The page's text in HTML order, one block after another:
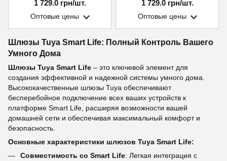
1 729.0 грн/шт.
Оптовые цены
1 729.0 грн/шт.
Оптовые цены
Шлюзы Tuya Smart Life: Полный Контроль Вашего
Умного Дома
Шлюзы Tuya Smart Life – это ключевой элемент для
создания эффективной и надежной системы умного дома.
Высококачественные шлюзы Tuya обеспечивают
бесперебойное подключение всех ваших устройств к
платформе Smart Life, расширяя возможности вашей
домашней сети и обеспечивая максимальный комфорт и
безопасность.
Основные характеристики шлюзов Tuya Smart Life:
Совместимость со Smart Life: Легкая интеграция с